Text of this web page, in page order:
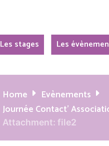
Les stages Les
Home
Evènements
Journée Contact'
Attachment: file2